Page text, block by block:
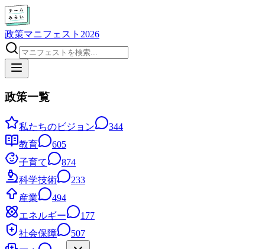
政策マニフェスト2026
政策一覧
私たちのビジョン
344
教育
605
子育て
874
科学技術
233
産業
494
エネルギー
177
社会保障
507